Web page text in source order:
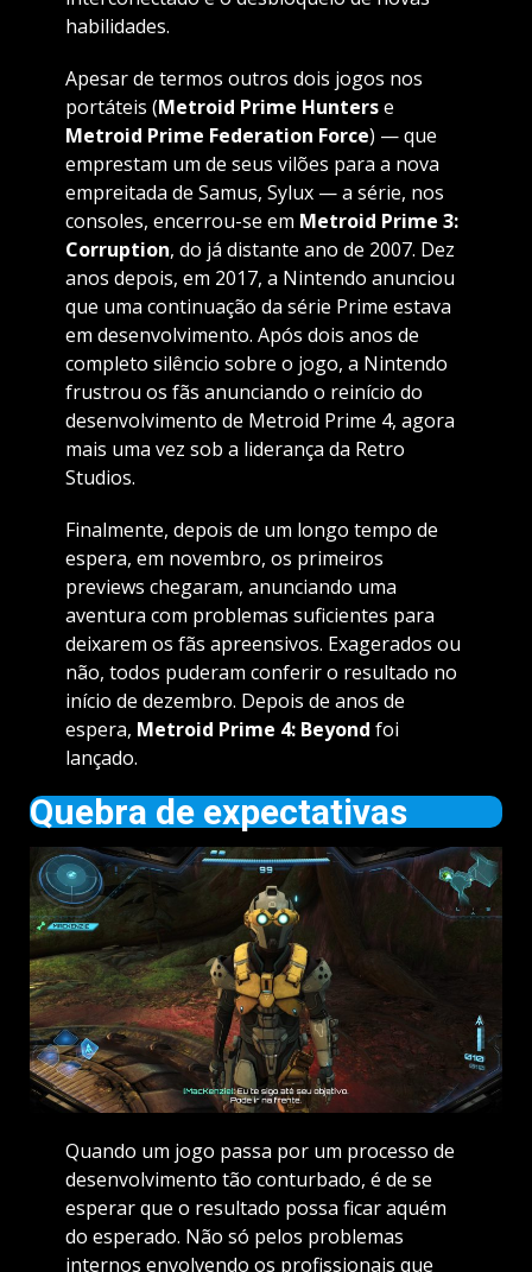
habilidades.
Apesar de termos outros dois jogos nos
portáteis (Metroid Prime Hunterse
Metroid Prime Federation Force) — que
emprestam um de seus vilões para a nova
empreitada de Samus, Sylux — a série, nos
consoles, encerrou-se em Metroid Prime 3:
Corruption, do já distante ano de 2007. Dez
anos depois, em 2017, a Nintendo anunciou
que uma continuação da série Prime estava
em desenvolvimento. Após dois anos de
completo silêncio sobre o jogo, a Nintendo
frustrou os fãs anunciando o reinício do
desenvolvimento de Metroid Prime 4, agora
mais uma vez sob a liderança da Retro
Studios.
Finalmente, depois de um longo tempo de
espera, em novembro, os primeiros
previews chegaram, anunciando uma
aventura com problemas suficientes para
deixarem os fãs apreensivos. Exagerados ou
não, todos puderam conferir o resultado no
início de dezembro. Depois de anos de
espera, Metroid Prime 4: Beyond foi
lançado.
Quebra de expectativas
Quando um jogo passa por um processo de
desenvolvimento tão conturbado, é de se
esperar que o resultado possa ficar aquém
do esperado. Não só pelos problemas
internos envolvendo os profissionais que